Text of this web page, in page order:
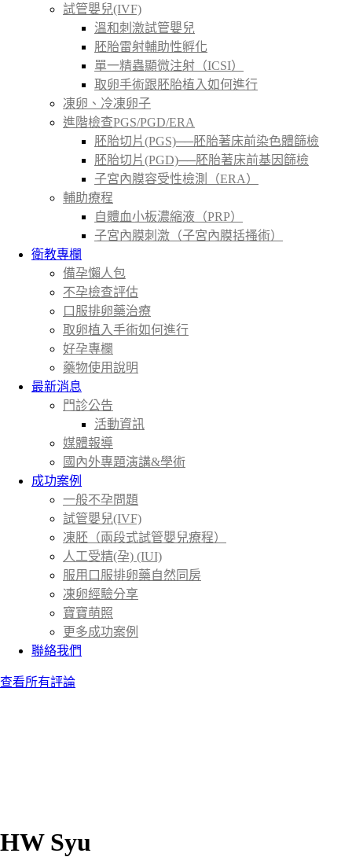
試管嬰兒(IVF)
溫和刺激試管嬰兒
胚胎雷射輔助性孵化
單一精蟲顯微注射（ICSI）
取卵手術跟胚胎植入如何進行
凍卵、冷凍卵子
進階檢查PGS/PGD/ERA
胚胎切片(PGS)──胚胎著床前染色體篩檢
胚胎切片(PGD)──胚胎著床前基因篩檢
子宮內膜容受性檢測（ERA）
輔助療程
自體血小板濃縮液（PRP）
子宮內膜刺激（子宮內膜括搔術）
衛教專欄
備孕懶人包
不孕檢查評估
口服排卵藥治療
取卵植入手術如何進行
好孕專欄
藥物使用說明
最新消息
門診公告
活動資訊
媒體報導
國內外專題演講&學術
成功案例
一般不孕問題
試管嬰兒(IVF)
凍胚（兩段式試管嬰兒療程）
人工受精(孕) (IUI)
服用口服排卵藥自然同房
凍卵經驗分享
寶寶萌照
更多成功案例
聯絡我們
查看所有評論
HW Syu